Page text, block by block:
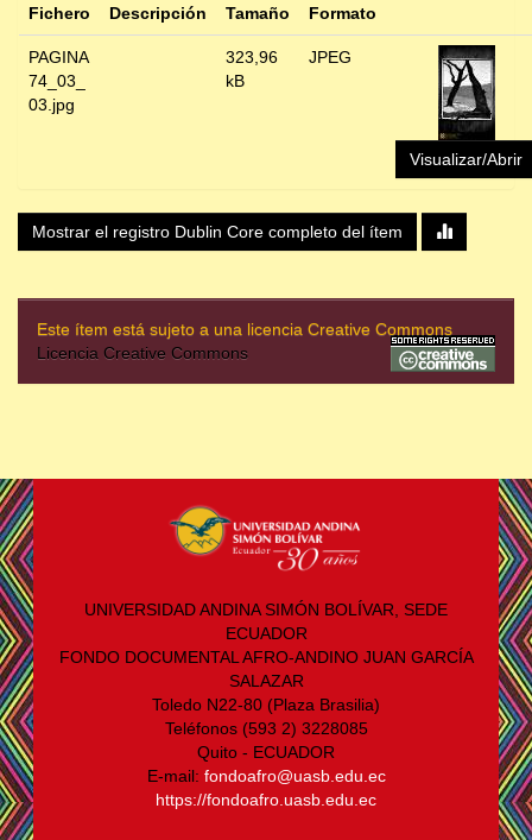
Fichero Descripción Tamaño Formato
PAGINA
74_03_
03.jpg
323,96
kB
JPEG
Visualizar/Abrir
Mostrar el registro Dublin Core completo del ítem
Este ítem está sujeto a una licencia Creative Commons
Licencia Creative Commons
UNIVERSIDAD ANDINA SIMÓN BOLÍVAR, SEDE
ECUADOR
FONDO DOCUMENTAL AFRO-ANDINO JUAN GARCÍA
SALAZAR
Toledo N22-80 (Plaza Brasilia)
Teléfonos (593 2) 3228085
Quito - ECUADOR
E-mail: fondoafro@uasb.edu.ec
https://fondoafro.uasb.edu.ec